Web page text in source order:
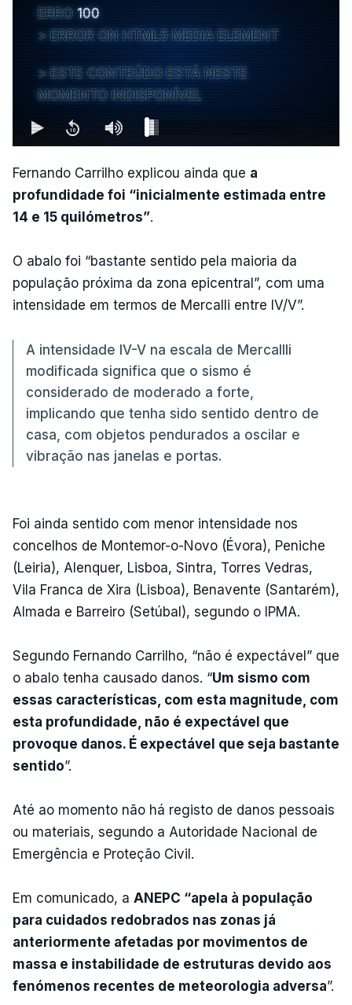
ERRO 100
ERROR ON HTML5 MEDIA ELEMENT
ESTE CONTEÚDO ESTÁ NESTE
MOMENTO INDISPONÍVEL
Fernando Carrilho explicou ainda que a
profundidade foi “inicialmente estimada entre
14 e 15 quilómetros”.
O abalo foi “bastante sentido pela maioria da
população próxima da zona epicentral”, com uma
intensidade em termos de Mercalli entre IV/V”.
A intensidade IV-V na escala de Mercallli
modificada significa que o sismo é
considerado de moderado a forte,
implicando que tenha sido sentido dentro de
casa, com objetos pendurados a oscilar e
vibração nas janelas e portas.
Foi ainda sentido com menor intensidade nos
concelhos de Montemor-o-Novo (Évora), Peniche
(Leiria), Alenquer, Lisboa, Sintra, Torres Vedras,
Vila Franca de Xira (Lisboa), Benavente (Santarém),
Almada e Barreiro (Setúbal), segundo o IPMA.
Segundo Fernando Carrilho, “não é expectável” que
o abalo tenha causado danos. “Um sismo com
essas características, com esta magnitude, com
esta profundidade, não é expectável que
provoque danos. É expectável que seja bastante
sentido”.
Até ao momento não há registo de danos pessoais
ou materiais, segundo a Autoridade Nacional de
Emergência e Proteção Civil.
Em comunicado, a ANEPC “apela à população
para cuidados redobrados nas zonas já
anteriormente afetadas por movimentos de
massa e instabilidade de estruturas devido aos
fenómenos recentes de meteorologia adversa”.